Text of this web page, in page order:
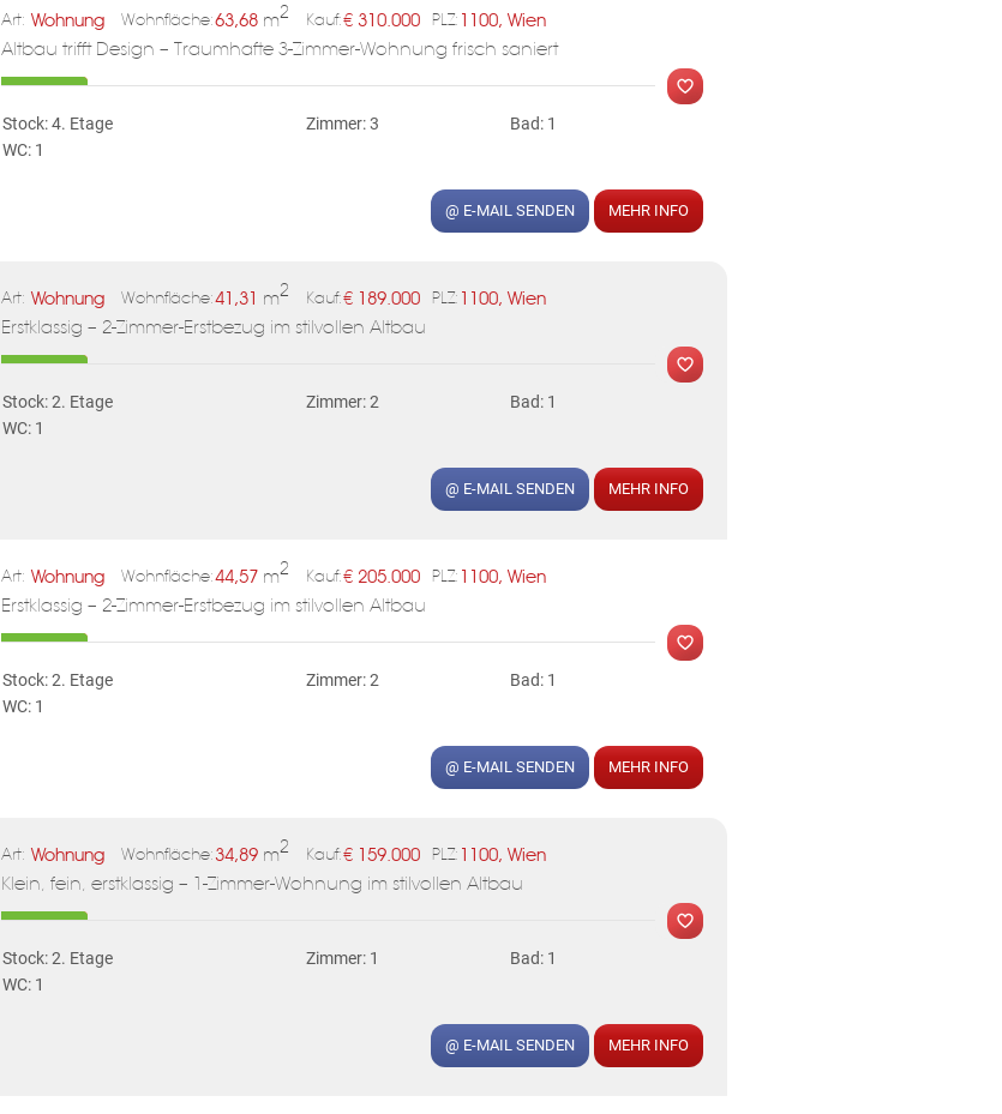
Art: Wohnung Wohnfläche:63,68 m2 Kauf:€ 310.000 PLZ: 1100, Wien
Altbau trifft Design – Traumhafte 3-Zimmer-Wohnung frisch saniert
Stock: 4. Etage Zimmer: 3
Bad: 1
WC: 1
@ E-MAIL SENDEN MEHR INFO
Art: Wohnung Wohnfläche:41,31 m2 Kauf:€ 189.000 PLZ: 1100, Wien
Erstklassig – 2-Zimmer-Erstbezug im stilvollen Altbau
Stock: 2. Etage Zimmer: 2
Bad: 1
WC: 1
@ E-MAIL SENDEN MEHR INFO
Art: Wohnung Wohnfläche:44,57 m2 Kauf:€ 205.000 PLZ: 1100, Wien
Erstklassig – 2-Zimmer-Erstbezug im stilvollen Altbau
Stock: 2. Etage Zimmer: 2
Bad: 1
WC: 1
@ E-MAIL SENDEN MEHR INFO
Art: Wohnung Wohnfläche:34,89 m2 Kauf:€ 159.000 PLZ: 1100, Wien
Klein, fein, erstklassig – 1-Zimmer-Wohnung im stilvollen Altbau
Stock: 2. Etage Zimmer: 1
Bad: 1
WC: 1
@ E-MAIL SENDEN MEHR INFO